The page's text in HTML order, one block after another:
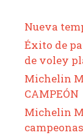
Nueva
Éxito de
de voley
Michelin
Michelin